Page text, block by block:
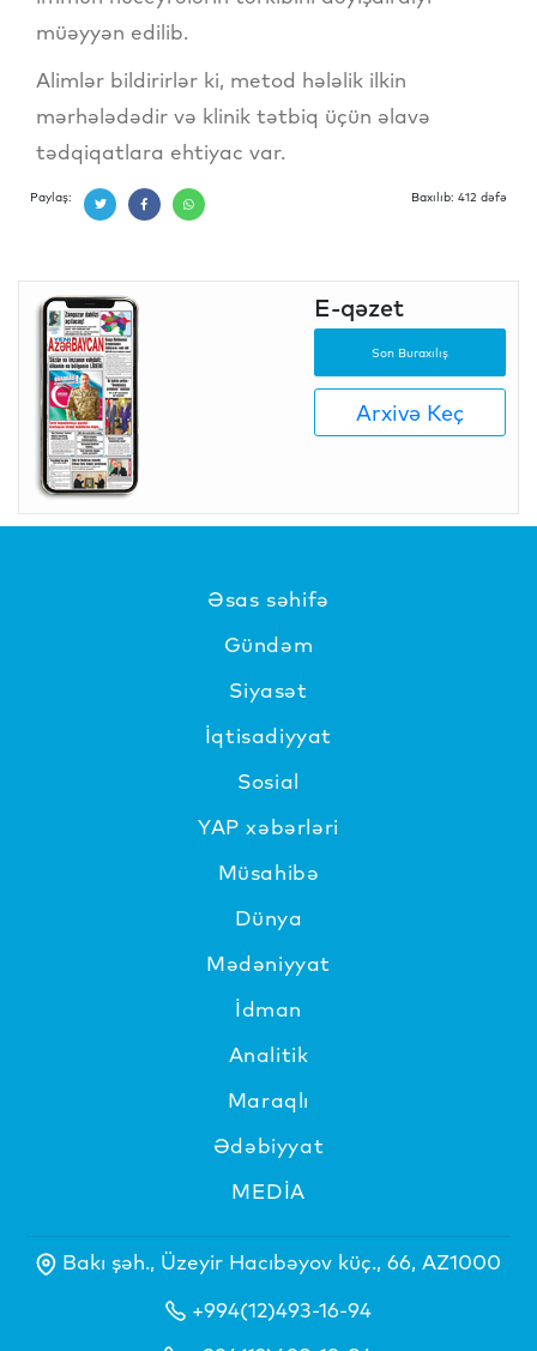
müəyyən edilib.
Alimlər bildirirlər ki, metod hələlik ilkin
mərhələdədir və klinik tətbiq üçün əlavə
tədqiqatlara ehtiyac var.
Paylaş: Baxılıb: 412 dəfə
E-qəzet
Son Buraxılış
Arxivə Keç
Əsas səhifə
Gündəm
Siyasət
İqtisadiyyat
Sosial
YAP xəbərləri
Müsahibə
Dünya
Mədəniyyat
İdman
Analitik
Maraqlı
Ədəbiyyat
MEDİA
Bakı şəh., Üzeyir Hacıbəyov küç., 66, AZ1000
+994(12)493-16-94